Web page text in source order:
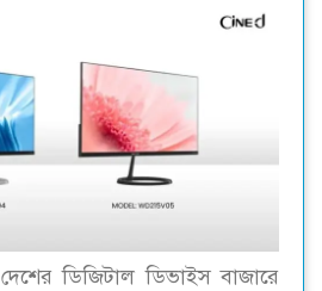
দেশের ডিজিটাল ডিভাইস বাজারে